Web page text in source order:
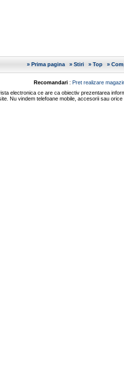
» Prima pagina» Stiri» Top»
Recomandari : Pret realizare
electronica ce are ca obiectiv prezentarea
Nu vindem telefoane mobile, accesorii sau